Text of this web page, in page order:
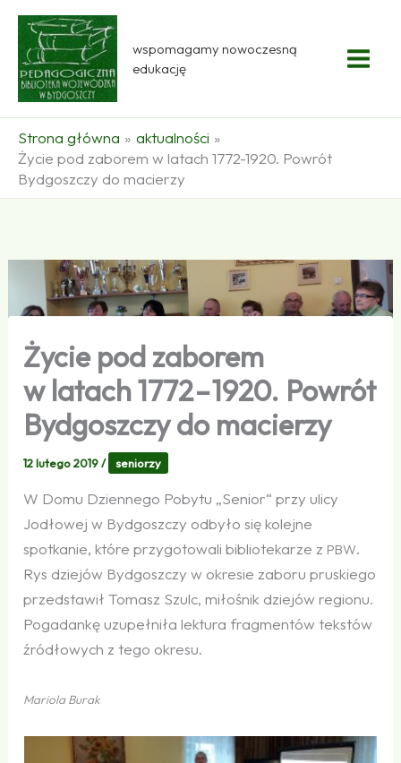
Przejdź
treści
wspomagamy nowoczesną
edukację
Strona główna
aktualności
Życie pod zaborem w latach 1772-1920. Powrót
Bydgoszczy do macierzy
Życie pod zaborem
w latach 1772 – 1920. Powrót
Bydgoszczy do macierzy
12 lutego 2019/ seniorzy
W Domu Dziennego Pobytu „Senior“ przy ulicy
Jodłowej w Bydgoszczy odbyło się kolejne
spotkanie, które przygotowali bibliotekarze z PBW.
Rys dziejów Bydgoszczy w okresie zaboru pruskiego
przedstawił Tomasz Szulc, miłośnik dziejów regionu.
Pogadankę uzupełniła lektura fragmentów tekstów
źródłowych z tego okresu.
Mariola Burak